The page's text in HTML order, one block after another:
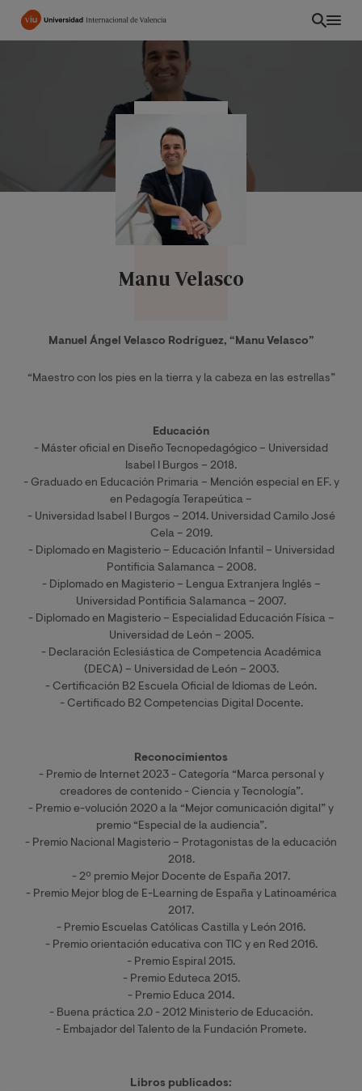
Pasar
Manu Velasco
Manuel Ángel Velasco Rodrı́guez, “Manu Velasco”
“Maestro con los pies en la tierra y la cabeza en las estrellas”
Educación
- Máster oficial en Diseño Tecnopedagógico – Universidad
Isabel I Burgos – 2018.
- Graduado en Educación Primaria – Mención especial en EF. y
en Pedagogía Terapeútica –
- Universidad Isabel I Burgos – 2014. Universidad Camilo José
Cela – 2019.
- Diplomado en Magisterio – Educación Infantil – Universidad
Pontificia Salamanca – 2008.
- Diplomado en Magisterio – Lengua Extranjera Inglés –
Universidad Pontificia Salamanca – 2007.
- Diplomado en Magisterio – Especialidad Educación Física –
Universidad de León – 2005.
- Declaración Eclesiástica de Competencia Académica
(DECA) – Universidad de León – 2003.
- Certificación B2 Escuela Oficial de Idiomas de León.
- Certificado B2 Competencias Digital Docente.
Reconocimientos
- Premio de Internet 2023 - Categoría “Marca personal y
creadores de contenido - Ciencia y Tecnología”.
- Premio e-volución 2020 a la “Mejor comunicación digital” y
premio “Especial de la audiencia”.
- Premio Nacional Magisterio – Protagonistas de la educación
2018.
- 2º premio Mejor Docente de España 2017.
- Premio Mejor blog de E-Learning de España y Latinoamérica
2017.
- Premio Escuelas Católicas Castilla y León 2016.
- Premio orientación educativa con TIC y en Red 2016.
- Premio Espiral 2015.
- Premio Eduteca 2015.
- Premio Educa 2014.
- Buena práctica 2.0 - 2012 Ministerio de Educación.
- Embajador del Talento de la Fundación Promete.
Libros publicados: